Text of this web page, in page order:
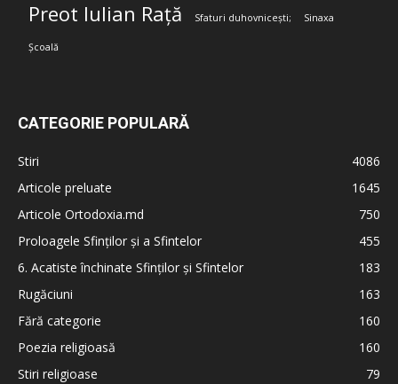
Preot Iulian Rață Sfaturi duhovnicești; Sinaxa
Școală
CATEGORIE POPULARĂ
Stiri
4086
Articole preluate
1645
Articole Ortodoxia.md
750
Proloagele Sfinților și a Sfintelor
455
6. Acatiste închinate Sfinților și Sfintelor
183
Rugăciuni
163
Fără categorie
160
Poezia religioasă
160
Stiri religioase
79